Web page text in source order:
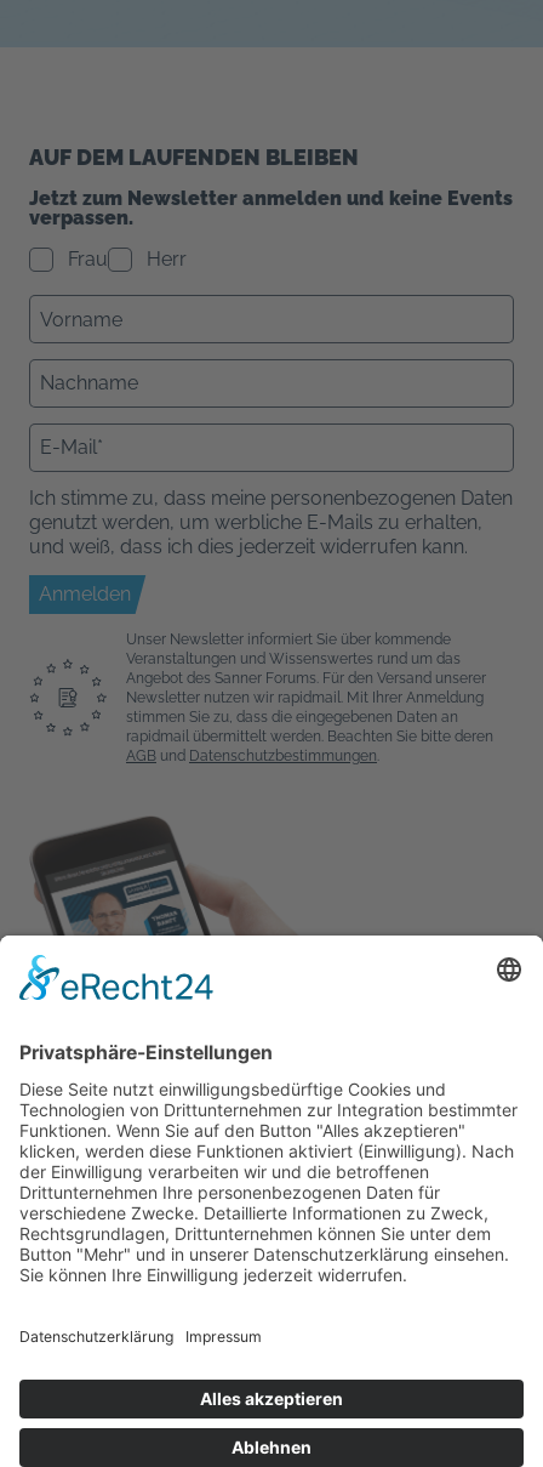
AUF DEM LAUFENDEN BLEIBEN
Jetzt zum Newsletter anmelden und keine Events
verpassen.
Frau
Herr
Ich stimme zu, dass meine personenbezogenen Daten
genutzt werden, um werbliche E-Mails zu erhalten,
und weiß, dass ich dies jederzeit widerrufen kann.
Anmelden
Unser Newsletter informiert Sie über kommende
Veranstaltungen und Wissenswertes rund um das
Angebot des Sanner Forums. Für den Versand unserer
Newsletter nutzen wir rapidmail. Mit Ihrer Anmeldung
stimmen Sie zu, dass die eingegebenen Daten an
rapidmail übermittelt werden. Beachten Sie bitte deren
AGB und Datenschutzbestimmungen
Adresse
Sanner Forum
Schillerstraße 80
64625 Bensheim
Kontakt
Silvia Gruß
contact@sanner-forum.de
Service
AGB